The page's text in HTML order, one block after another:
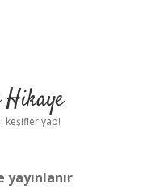
Hikaye
keşifler yap!
yayınlanır